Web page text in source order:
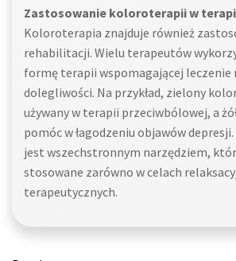
Zastosowanie koloroterapii w
Koloroterapia znajduje również
rehabilitacji. Wielu terapeutów
formę terapii wspomagającej leczenie
dolegliwości. Na przykład, zielony
używany w terapii przeciwbólowej, a
pomóc w łagodzeniu objawów
jest wszechstronnym narzędziem,
stosowane zarówno w celach
terapeutycznych.